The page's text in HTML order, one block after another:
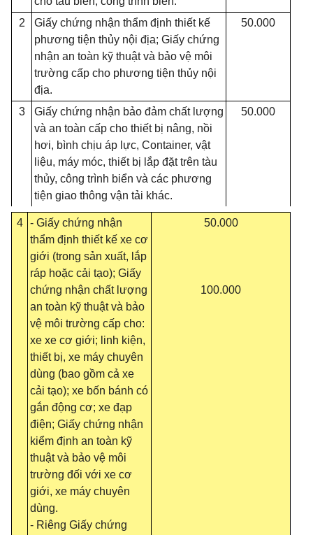
2
Giấy chứng nhận thẩm định thiết kế
phương tiện thủy nội địa; Giấy chứng
nhận an toàn kỹ thuật và bảo vệ môi
trường cấp cho phương tiện thủy nội
địa.
50.000
3
Giấy chứng nhận bảo đảm chất lượng
và an toàn cấp cho thiết bị nâng, nồi
hơi, bình chịu áp lực, Container, vật
liệu, máy móc, thiết bị lắp đặt trên tàu
thủy, công trình biển và các phương
tiện giao thông vận tải khác.
50.000
4
- Giấy chứng nhận
thẩm định thiết kế xe cơ
giới (trong sản xuất, lắp
ráp hoặc cải tạo); Giấy
chứng nhận chất lượng
an toàn kỹ thuật và bảo
vệ môi trường cấp cho:
xe xe cơ giới; linh kiện,
thiết bị, xe máy chuyên
dùng (bao gồm cả xe
cải tạo); xe bốn bánh có
gắn động cơ; xe đạp
điện; Giấy chứng nhận
kiểm định an toàn kỹ
thuật và bảo vệ môi
trường đối với xe cơ
giới, xe máy chuyên
dùng.
- Riêng Giấy chứng
50.000
100.000